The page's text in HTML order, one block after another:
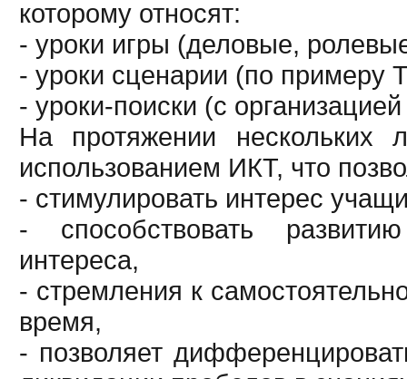
которому относят:
- уроки игры (деловые,
- уроки сценарии (по примеру
- уроки-поиски (с
На протяжении нескольких
использованием ИКТ, что
- стимулировать интерес
- способствовать
интереса,
- стремления к
время,
- позволяет